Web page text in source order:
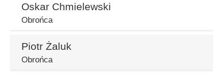
Oskar Chmielewski
Obrońca
Piotr Żaluk
Obrońca